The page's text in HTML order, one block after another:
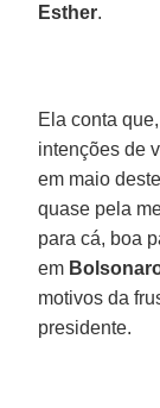
Esther.
Ela conta
intenções de
em maio
quase pela
para cá, boa
em
motivos da
presidente.